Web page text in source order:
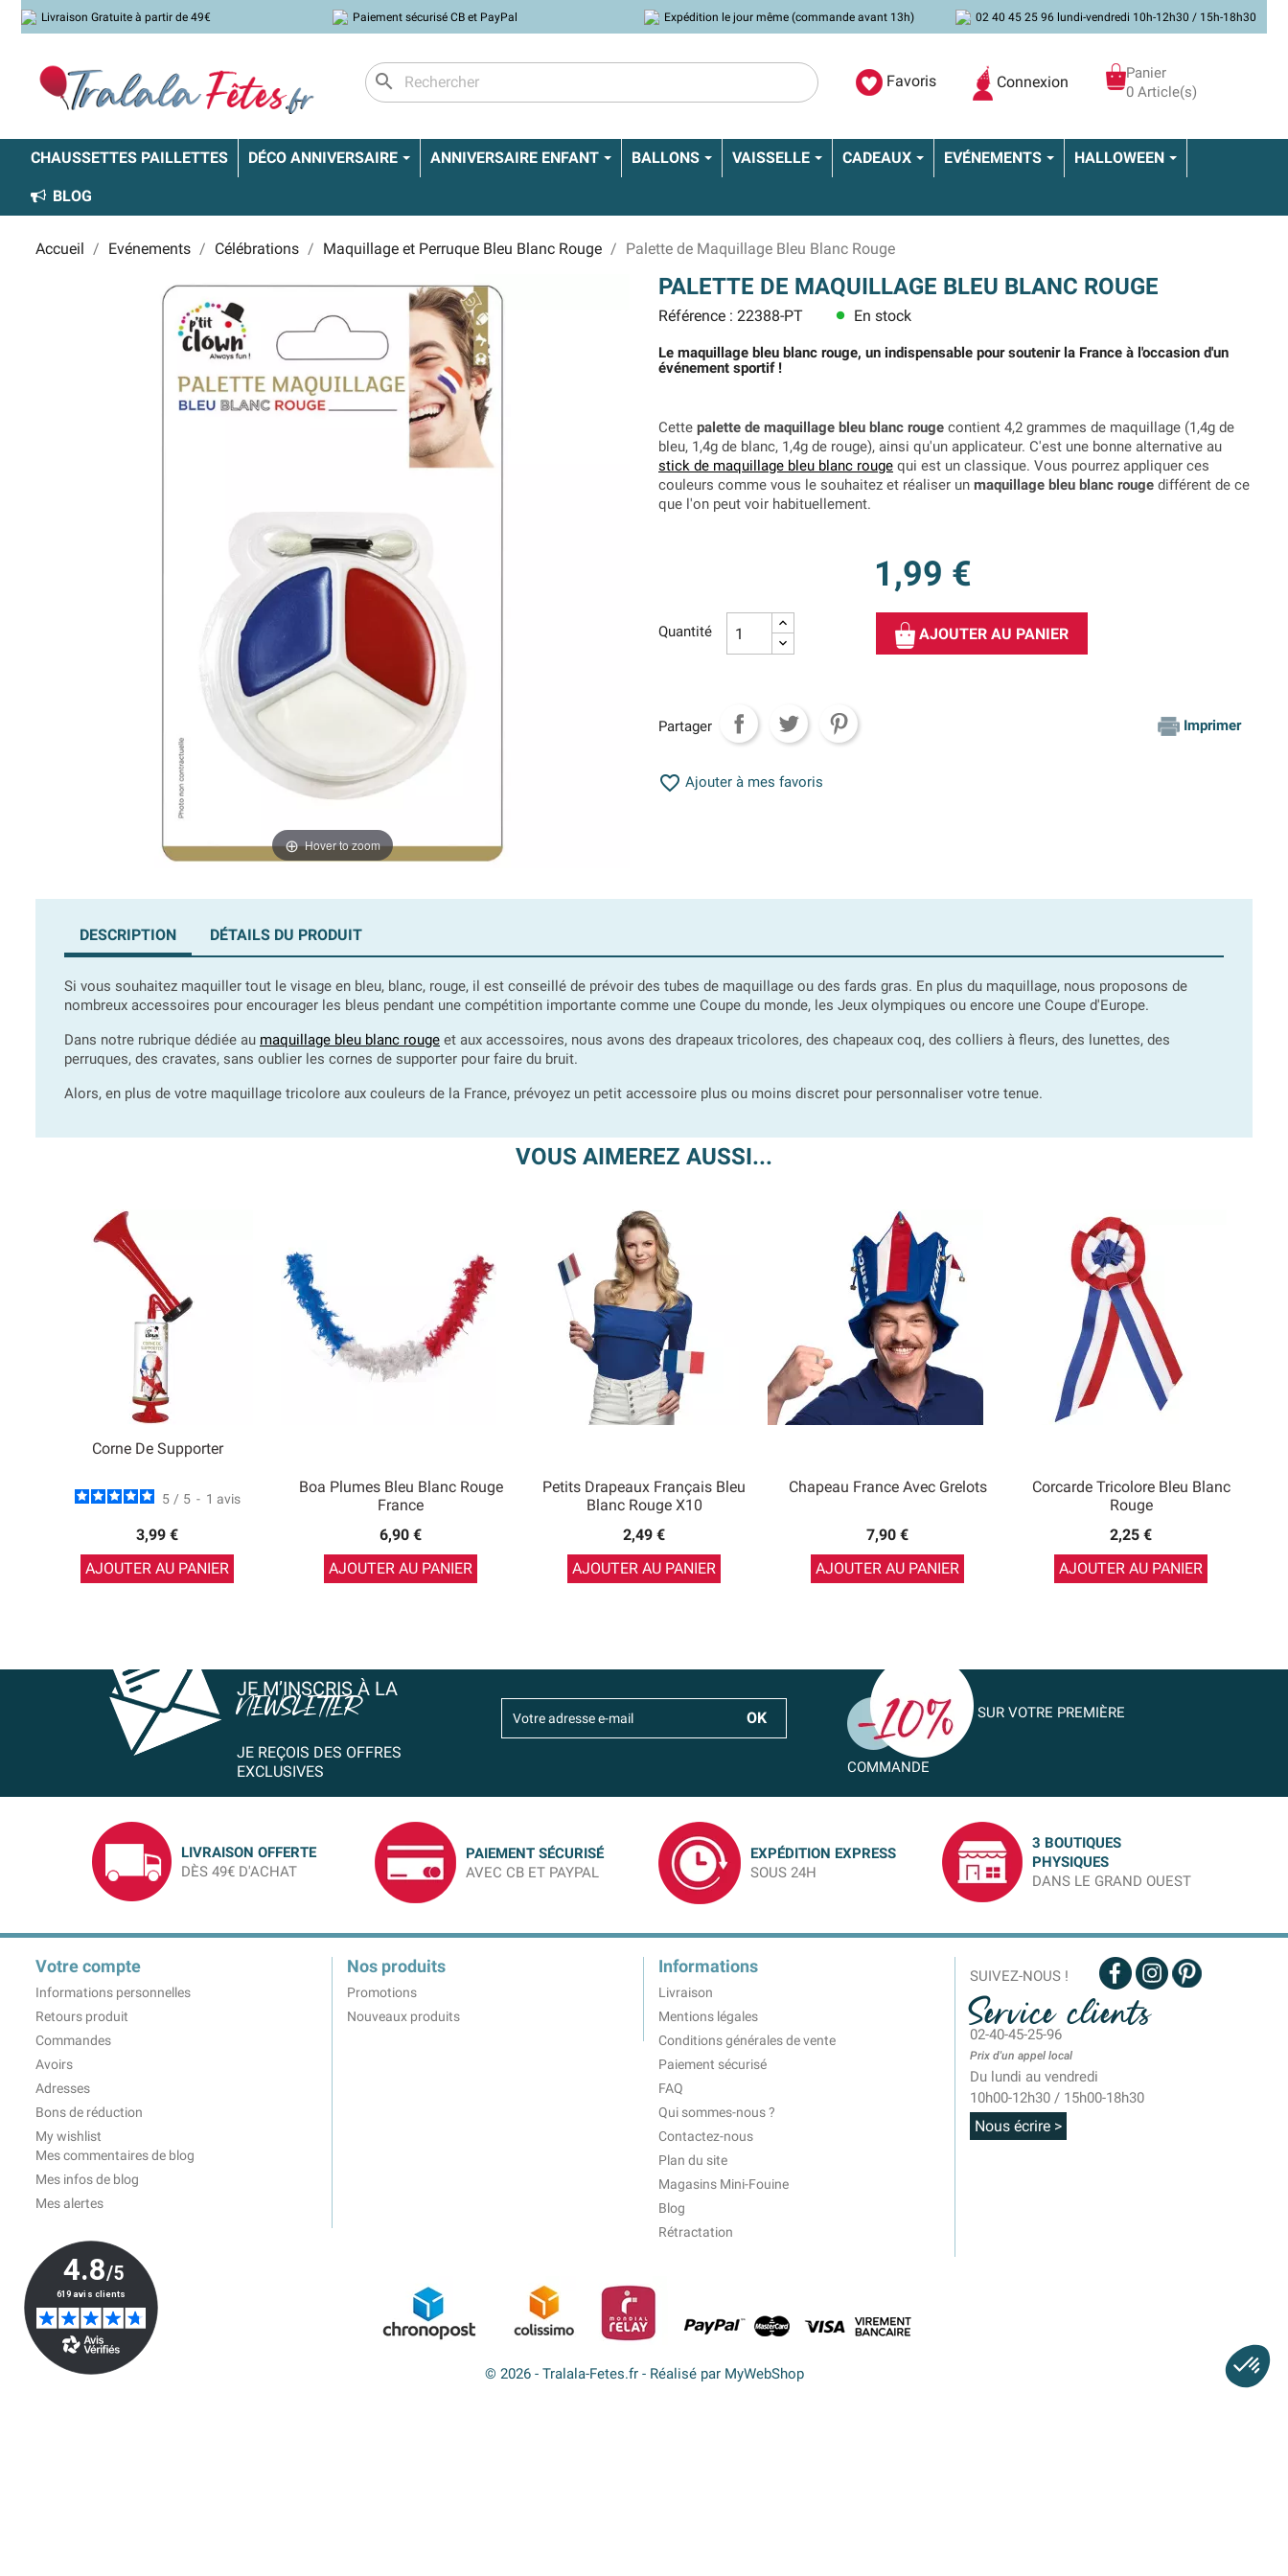
Livraison Gratuite à partir de 49€ Paiement sécurisé CB et PayPal Expédition le jour même (commande avant 13h) 02 40 45 25 96 lundi-vendredi 10h-12h30 / 15h-18h30
search Favoris Connexion
Panier
0 Article(s)
CHAUSSETTES PAILLETTES DÉCO ANNIVERSAIRE ANNIVERSAIRE ENFANT BALLONS VAISSELLE CADEAUX EVÉNEMENTS HALLOWEEN
BLOG
Accueil Evénements Célébrations Maquillage et Perruque Bleu Blanc Rouge Palette de Maquillage Bleu Blanc Rouge
Hover to zoom
PALETTE DE MAQUILLAGE BLEU BLANC ROUGE
Référence : 22388-PT lens En stock
Le maquillage bleu blanc rouge, un indispensable pour soutenir la France à l'occasion d'un
événement sportif !
Cette palette de maquillage bleu blanc rouge contient 4,2 grammes de maquillage (1,4g de
bleu, 1,4g de blanc, 1,4g de rouge), ainsi qu'un applicateur. C'est une bonne alternative au
stick de maquillage bleu blanc rouge qui est un classique. Vous pourrez appliquer ces
couleurs comme vous le souhaitez et réaliser un maquillage bleu blanc rouge différent de ce
que l'on peut voir habituellement.
1,99 €
Quantité AJOUTER AU PANIER
Partager Imprimer
 Ajouter à mes favoris
DESCRIPTION DÉTAILS DU PRODUIT
Si vous souhaitez maquiller tout le visage en bleu, blanc, rouge, il est conseillé de prévoir des tubes de maquillage ou des fards gras. En plus du maquillage, nous proposons de
nombreux accessoires pour encourager les bleus pendant une compétition importante comme une Coupe du monde, les Jeux olympiques ou encore une Coupe d'Europe.
Dans notre rubrique dédiée au maquillage bleu blanc rouge et aux accessoires, nous avons des drapeaux tricolores, des chapeaux coq, des colliers à fleurs, des lunettes, des
perruques, des cravates, sans oublier les cornes de supporter pour faire du bruit.
Alors, en plus de votre maquillage tricolore aux couleurs de la France, prévoyez un petit accessoire plus ou moins discret pour personnaliser votre tenue.
VOUS AIMEREZ AUSSI...
Corne De Supporter
5 / 5 - 1 avis
3,99 €
AJOUTER AU PANIER
Boa Plumes Bleu Blanc Rouge
France
6,90 €
AJOUTER AU PANIER
Petits Drapeaux Français Bleu
Blanc Rouge X10
2,49 €
AJOUTER AU PANIER
Chapeau France Avec Grelots
7,90 €
AJOUTER AU PANIER
Corcarde Tricolore Bleu Blanc
Rouge
2,25 €
AJOUTER AU PANIER
JE M’INSCRIS À LA
NEWSLETTER
JE REÇOIS DES OFFRES
EXCLUSIVES
SUR VOTRE PREMIÈRE
COMMANDE
LIVRAISON OFFERTE
DÈS 49€ D'ACHAT
PAIEMENT SÉCURISÉ
AVEC CB ET PAYPAL
EXPÉDITION EXPRESS
SOUS 24H
3 BOUTIQUES
PHYSIQUES
DANS LE GRAND OUEST
Votre compte
Informations personnelles
Retours produit
Commandes
Avoirs
Adresses
Bons de réduction
My wishlist
Mes commentaires de blog
Mes infos de blog
Mes alertes
Nos produits
Promotions
Nouveaux produits
Informations
Livraison
Mentions légales
Conditions générales de vente
Paiement sécurisé
FAQ
Qui sommes-nous ?
Contactez-nous
Plan du site
Magasins Mini-Fouine
Blog
Rétractation
SUIVEZ-NOUS !
Service clients
02-40-45-25-96
Prix d'un appel local
Du lundi au vendredi
10h00-12h30 / 15h00-18h30
Nous écrire >
© 2026 - Tralala-Fetes.fr - Réalisé par MyWebShop